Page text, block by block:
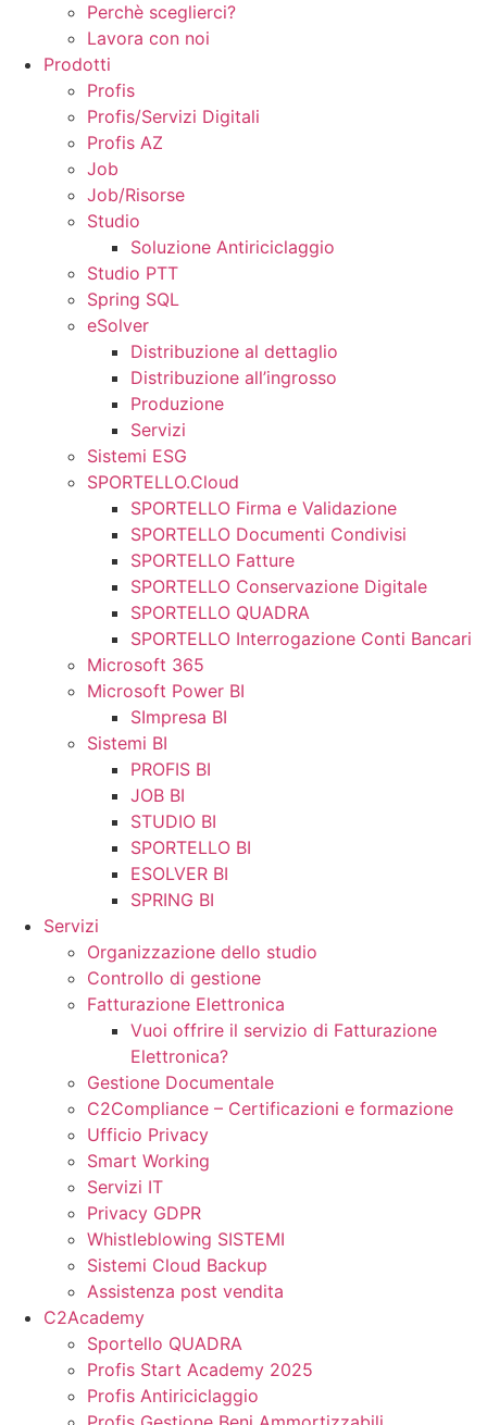
Perchè sceglierci?
Lavora con noi
Prodotti
Profis
Profis/Servizi Digitali
Profis AZ
Job
Job/Risorse
Studio
Soluzione Antiriciclaggio
Studio PTT
Spring SQL
eSolver
Distribuzione al dettaglio
Distribuzione all’ingrosso
Produzione
Servizi
Sistemi ESG
SPORTELLO.Cloud
SPORTELLO Firma e Validazione
SPORTELLO Documenti Condivisi
SPORTELLO Fatture
SPORTELLO Conservazione Digitale
SPORTELLO QUADRA
SPORTELLO Interrogazione Conti Bancari
Microsoft 365
Microsoft Power BI
SImpresa BI
Sistemi BI
PROFIS BI
JOB BI
STUDIO BI
SPORTELLO BI
ESOLVER BI
SPRING BI
Servizi
Organizzazione dello studio
Controllo di gestione
Fatturazione Elettronica
Vuoi offrire il servizio di Fatturazione
Elettronica?
Gestione Documentale
C2Compliance – Certificazioni e formazione
Ufficio Privacy
Smart Working
Servizi IT
Privacy GDPR
Whistleblowing SISTEMI
Sistemi Cloud Backup
Assistenza post vendita
C2Academy
Sportello QUADRA
Profis Start Academy 2025
Profis Antiriciclaggio